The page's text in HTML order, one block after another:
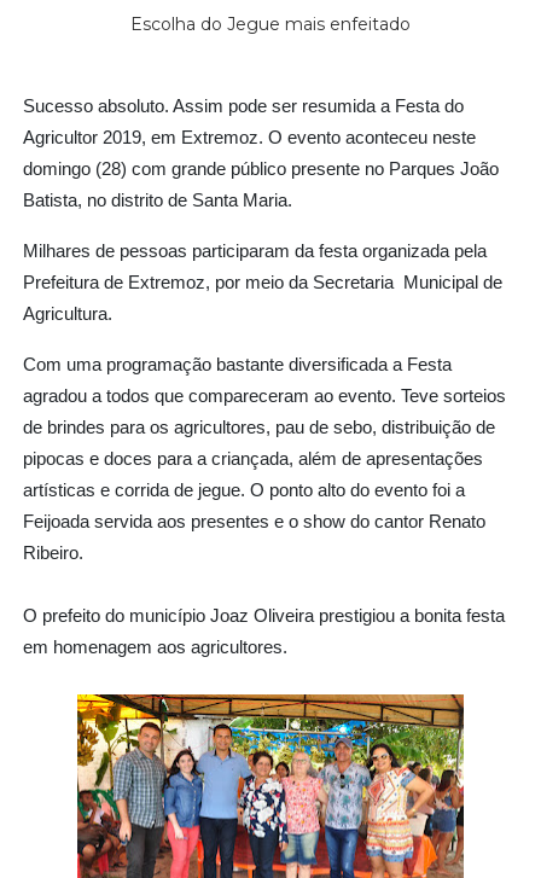
Escolha do Jegue mais enfeitado
Sucesso absoluto. Assim pode ser resumida a Festa do
Agricultor 2019, em Extremoz. O evento aconteceu neste
domingo (28) com grande público presente no Parques João
Batista, no distrito de Santa Maria.
Milhares de pessoas participaram da festa organizada pela
Prefeitura de Extremoz, por meio da Secretaria Municipal de
Agricultura.
Com uma programação bastante diversificada a Festa
agradou a todos que compareceram ao evento. Teve sorteios
de brindes para os agricultores, pau de sebo, distribuição de
pipocas e doces para a criançada, além de apresentações
artísticas e corrida de jegue. O ponto alto do evento foi a
Feijoada servida aos presentes e o show do cantor Renato
Ribeiro.
O prefeito do município Joaz Oliveira prestigiou a bonita festa
em homenagem aos agricultores.